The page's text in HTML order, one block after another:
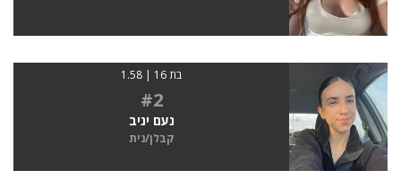
בת 16 | 1.58
#2
נעם יניב
קבלן/נית